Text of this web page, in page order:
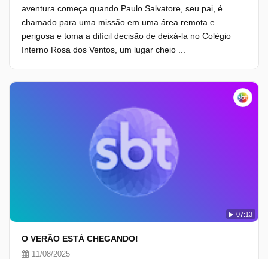
aventura começa quando Paulo Salvatore, seu pai, é
chamado para uma missão em uma área remota e
perigosa e toma a difícil decisão de deixá-la no Colégio
Interno Rosa dos Ventos, um lugar cheio ...
07:13
O VERÃO ESTÁ CHEGANDO!
11/08/2025